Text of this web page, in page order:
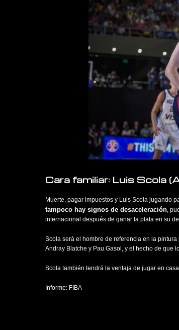
Cara familiar: Luis Scola
Muerte, pagar impuestos y Luis Scola jugando
tampoco hay signos de desaceleración,
internacional después de ganar la plata en su
Scola será el hombre de referencia en la
Andray Blatche y Pau Gasol, y el hecho de que
Scola también tendrá la ventaja de jugar en
Informe: FIBA